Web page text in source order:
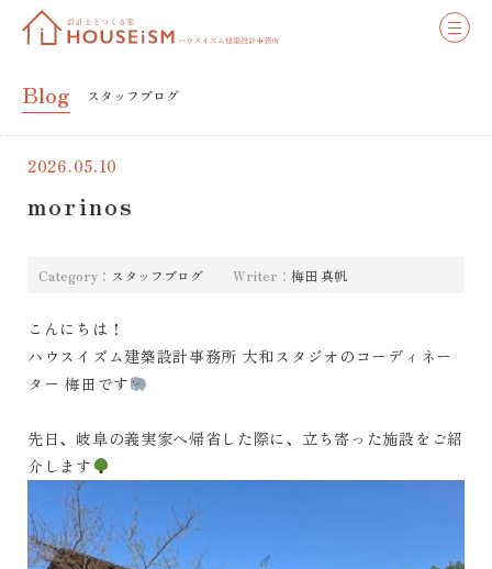
Blog スタッフブログ
2026.05.10
morinos
Category： スタッフブログ Writer：梅田 真帆
こんにちは！
ハウスイズム建築設計事務所 大和スタジオのコーディネー
ター 梅田です
先日、岐阜の義実家へ帰省した際に、立ち寄った施設をご紹
介します